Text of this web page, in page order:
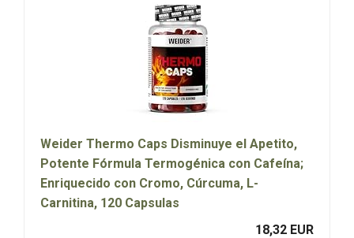
Weider Thermo Caps Disminuye el Apetito,
Potente Fórmula Termogénica con Cafeína;
Enriquecido con Cromo, Cúrcuma, L-
Carnitina, 120 Capsulas
18,32 EUR